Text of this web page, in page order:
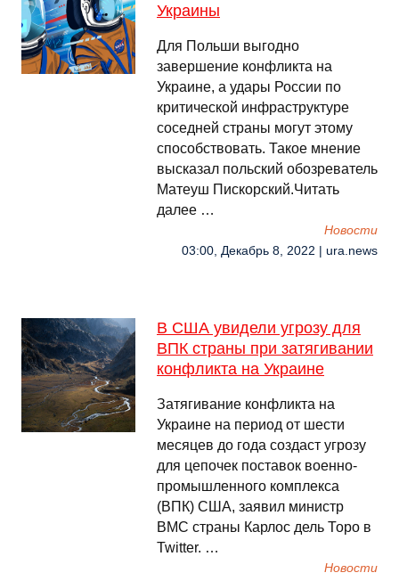
Украины
Для Польши выгодно
завершение конфликта на
Украине, а удары России по
критической инфраструктуре
соседней страны могут этому
способствовать. Такое мнение
высказал польский обозреватель
Матеуш Пискорский.Читать
далее …
Новости
03:00, Декабрь 8, 2022 | ura.news
В США увидели угрозу для
ВПК страны при затягивании
конфликта на Украине
Затягивание конфликта на
Украине на период от шести
месяцев до года создаст угрозу
для цепочек поставок военно-
промышленного комплекса
(ВПК) США, заявил министр
ВМС страны Карлос дель Торо в
Twitter. …
Новости